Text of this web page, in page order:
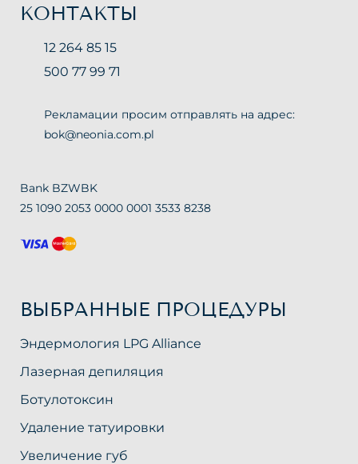
КОНТАКТЫ
12 264 85 15
500 77 99 71
Рекламации просим отправлять на адрес:
bok@neonia.com.pl
Bank BZWBK
25 1090 2053 0000 0001 3533 8238
ВЫБРАННЫЕ ПРОЦЕДУРЫ
Эндермология LPG Alliance
Лазерная депиляция
Ботулотоксин
Удаление татуировки
Увеличение губ